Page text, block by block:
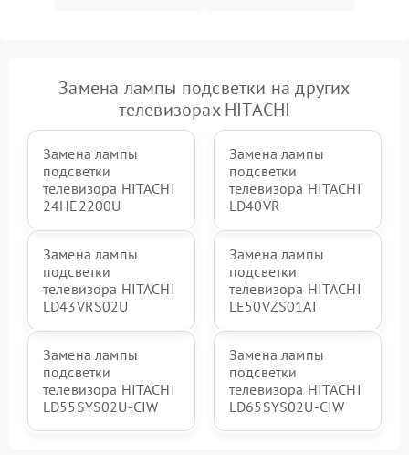
Замена лампы подсветки на других
телевизорах HITACHI
Замена лампы
подсветки
телевизора HITACHI
24HE2200U
Замена лампы
подсветки
телевизора HITACHI
LD40VR
Замена лампы
подсветки
телевизора HITACHI
LD43VRS02U
Замена лампы
подсветки
телевизора HITACHI
LE50VZS01AI
Замена лампы
подсветки
телевизора HITACHI
LD55SYS02U-CIW
Замена лампы
подсветки
телевизора HITACHI
LD65SYS02U-CIW